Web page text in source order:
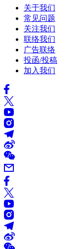
关于我们
常见问题
关注我们
联络我们
广告联络
投函/投稿
加入我们